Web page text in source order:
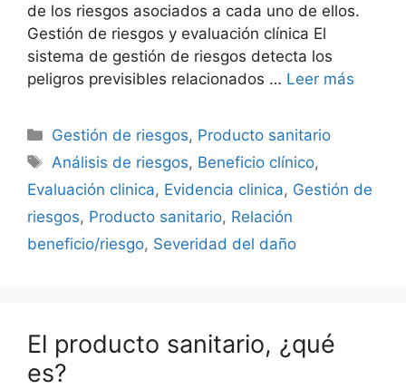
de los riesgos asociados a cada uno de ellos.
Gestión de riesgos y evaluación clínica El
sistema de gestión de riesgos detecta los
peligros previsibles relacionados … Leer más
Gestión de riesgos, Producto sanitario
Análisis de riesgos, Beneficio clínico,
Evaluación clinica, Evidencia clinica, Gestión de
riesgos, Producto sanitario, Relación
beneficio/riesgo, Severidad del daño
El producto sanitario, ¿qué
es?